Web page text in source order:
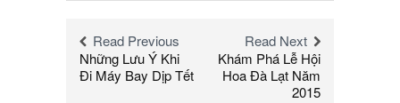
Read Previous
Những Lưu Ý Khi
Đi Máy Bay Dịp Tết
Read Next
Khám Phá Lễ Hội
Hoa Đà Lạt Năm
2015